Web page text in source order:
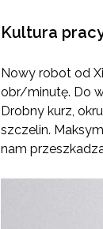
Kultura
Nowy robot od
obr/minutę. Do
Drobny kurz,
szczelin.
nam